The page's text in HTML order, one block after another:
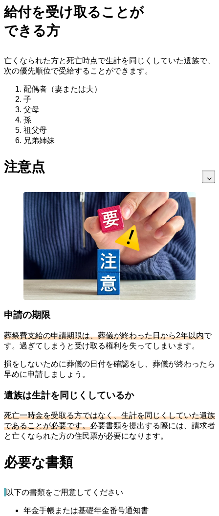
給付を受け取ることが
できる方
亡くなられた方と死亡時点で生計を同じくしていた遺族で、
次の優先順位で受給することができます。
配偶者（妻または夫）
子
父母
孫
祖父母
兄弟姉妹
注意点
申請の期限
葬祭費支給の申請期限は、葬儀が終わった日から2年以内で
す。過ぎてしまうと受け取る権利を失ってしまいます。
損をしないために葬儀の日付を確認をし、葬儀が終わったら
早めに申請しましょう。
遺族は生計を同じくしているか
死亡一時金を受取る方ではなく、生計を同じくしていた遺族
であることが必要です。必要書類を提出する際には、請求者
と亡くなられた方の住民票が必要になります。
必要な書類
以下の書類をご用意してください
年金手帳または基礎年金番号通知書